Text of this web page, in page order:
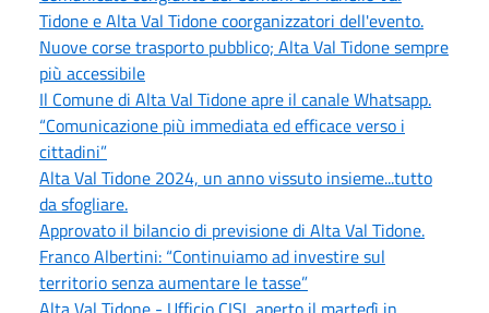
Tidone e Alta Val Tidone coorganizzatori dell'evento.
Nuove corse trasporto pubblico; Alta Val Tidone sempre
più accessibile
Il Comune di Alta Val Tidone apre il canale Whatsapp.
“Comunicazione più immediata ed efficace verso i
cittadini”
Alta Val Tidone 2024, un anno vissuto insieme...tutto
da sfogliare.
Approvato il bilancio di previsione di Alta Val Tidone.
Franco Albertini: “Continuiamo ad investire sul
territorio senza aumentare le tasse”